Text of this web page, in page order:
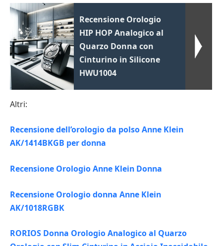
Recensione Orologio
HIP HOP Analogico al
Quarzo Donna con
Cinturino in Silicone
HWU1004
Altri:
Recensione dell’orologio da polso Anne Klein
AK/1414BKGB per donna
Recensione Orologio Anne Klein Donna
Recensione Orologio donna Anne Klein
AK/1018RGBK
RORIOS Donna Orologio Analogico al Quarzo